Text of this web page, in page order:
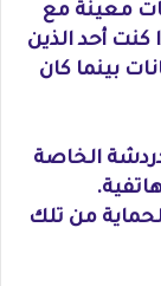
عام 2016 معلومات معينة مع
كنت أحد الذين
بينما كان
الخاصة
من تلك